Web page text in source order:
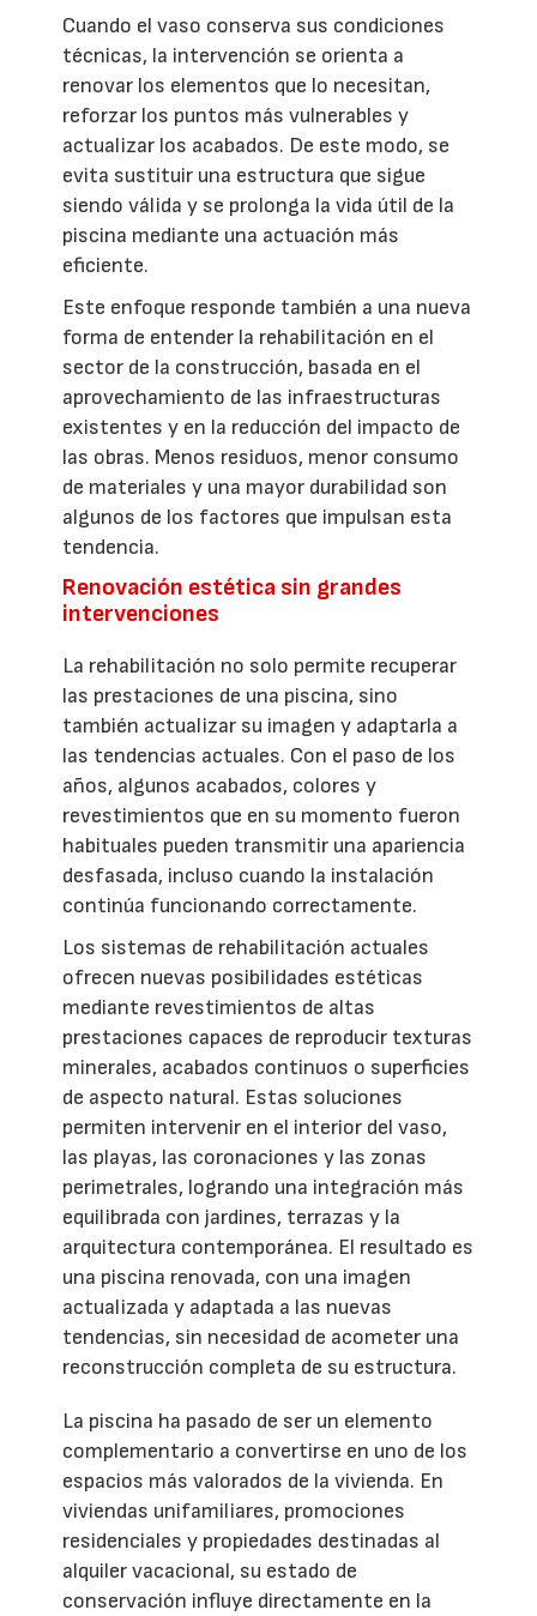
Cuando el vaso conserva sus condiciones
técnicas, la intervención se orienta a
renovar los elementos que lo necesitan,
reforzar los puntos más vulnerables y
actualizar los acabados. De este modo, se
evita sustituir una estructura que sigue
siendo válida y se prolonga la vida útil de la
piscina mediante una actuación más
eficiente.
Este enfoque responde también a una nueva
forma de entender la rehabilitación en el
sector de la construcción, basada en el
aprovechamiento de las infraestructuras
existentes y en la reducción del impacto de
las obras. Menos residuos, menor consumo
de materiales y una mayor durabilidad son
algunos de los factores que impulsan esta
tendencia.
Renovación estética sin grandes
intervenciones
La rehabilitación no solo permite recuperar
las prestaciones de una piscina, sino
también actualizar su imagen y adaptarla a
las tendencias actuales. Con el paso de los
años, algunos acabados, colores y
revestimientos que en su momento fueron
habituales pueden transmitir una apariencia
desfasada, incluso cuando la instalación
continúa funcionando correctamente.
Los sistemas de rehabilitación actuales
ofrecen nuevas posibilidades estéticas
mediante revestimientos de altas
prestaciones capaces de reproducir texturas
minerales, acabados continuos o superficies
de aspecto natural. Estas soluciones
permiten intervenir en el interior del vaso,
las playas, las coronaciones y las zonas
perimetrales, logrando una integración más
equilibrada con jardines, terrazas y la
arquitectura contemporánea. El resultado es
una piscina renovada, con una imagen
actualizada y adaptada a las nuevas
tendencias, sin necesidad de acometer una
reconstrucción completa de su estructura.
La piscina ha pasado de ser un elemento
complementario a convertirse en uno de los
espacios más valorados de la vivienda. En
viviendas unifamiliares, promociones
residenciales y propiedades destinadas al
alquiler vacacional, su estado de
conservación influye directamente en la